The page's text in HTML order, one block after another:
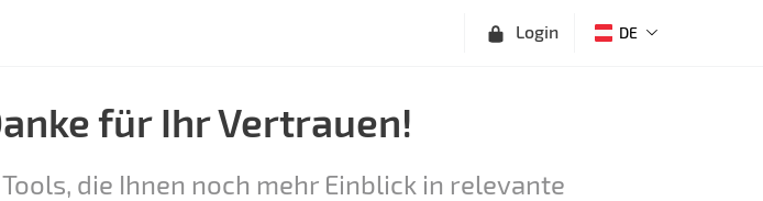
Login DE
für Ihr Vertrauen!
die Ihnen noch mehr Einblick in relevante